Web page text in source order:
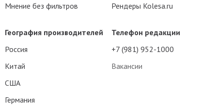
Телефон редакции
+7 (981) 952-1000
Вакансии
Мнение без фильтров
Рендеры Kolesa.ru
География производителей
Россия
Китай
США
Германия